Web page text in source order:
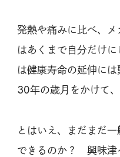
発熱や痛みに比べ、
はあくまで自分だけ
は健康寿命の延伸に
30年の歳月をかけて
とはいえ、まだまだ
できるのか？ 興味津